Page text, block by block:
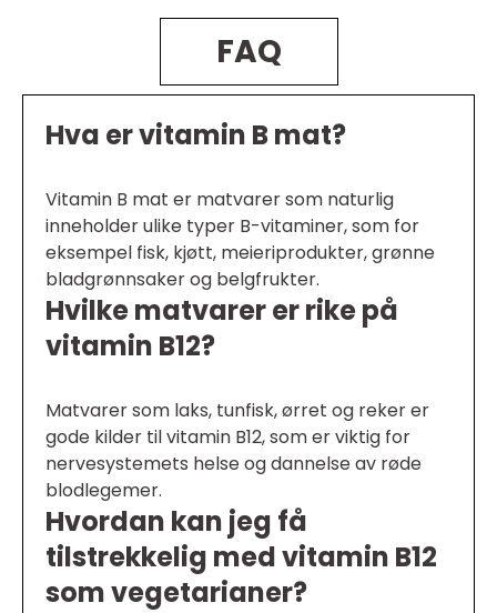
FAQ
Hva er vitamin B mat?
Vitamin B mat er matvarer som naturlig
inneholder ulike typer B-vitaminer, som for
eksempel fisk, kjøtt, meieriprodukter, grønne
bladgrønnsaker og belgfrukter.
Hvilke matvarer er rike på
vitamin B12?
Matvarer som laks, tunfisk, ørret og reker er
gode kilder til vitamin B12, som er viktig for
nervesystemets helse og dannelse av røde
blodlegemer.
Hvordan kan jeg få
tilstrekkelig med vitamin B12
som vegetarianer?